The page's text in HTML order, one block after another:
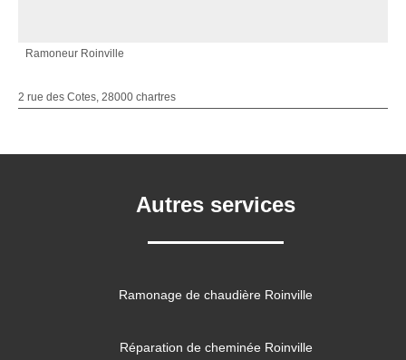
Ramoneur Roinville
2 rue des Cotes, 28000 chartres
Autres services
Ramonage de chaudière Roinville
Réparation de cheminée Roinville